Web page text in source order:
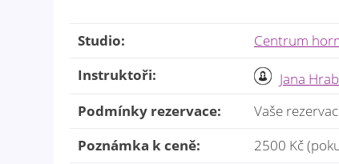
Studio:
Centrum
Instruktoři:
Jana
Podmínky rezervace:
Vaše
Poznámka k ceně:
2500 Kč